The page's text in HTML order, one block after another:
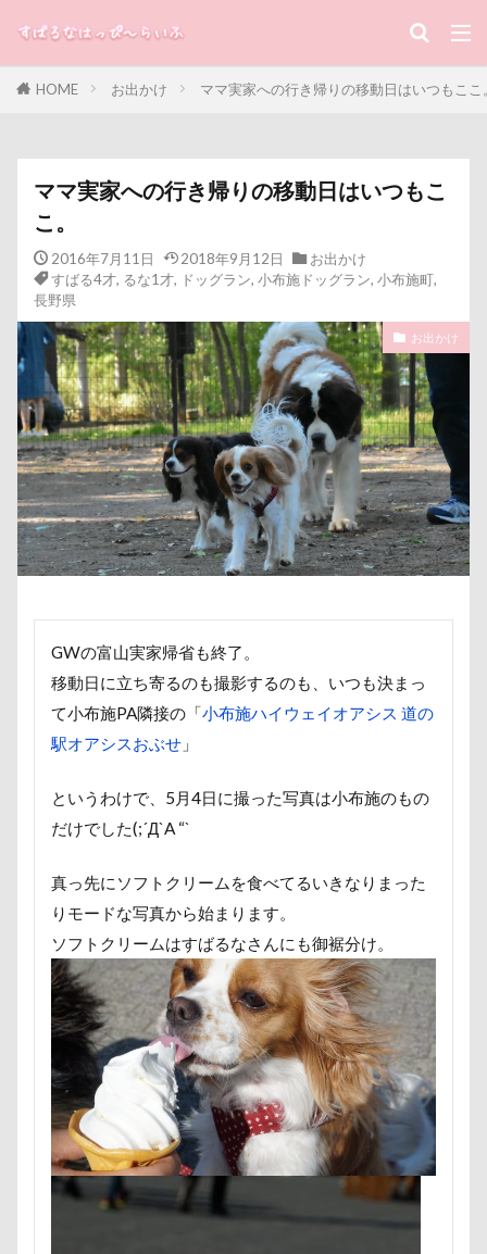
HOME お出かけ ママ実家への行き帰りの移動日はいつもここ
ママ実家への行き帰りの移動日はいつもこ
こ。
2016年7月11日 2018年9月12日
お出かけ
すばる4才, るな1才, ドッグラン, 小布施ドッグラン, 小布施町,
長野県
お出かけ
GWの富山実家帰省も終了。
移動日に立ち寄るのも撮影するのも、いつも決まっ
て小布施PA隣接の「小布施ハイウェイオアシス 道の
駅オアシスおぶせ 」
というわけで、5月4日に撮った写真は小布施のもの
だけでした(;´Д`A “`
真っ先にソフトクリームを食べてるいきなりまった
りモードな写真から始まります。
ソフトクリームはすばるなさんにも御裾分け。
カテゴリー
タグ
100円ショップ 写真パネル 前橋市 初詣
出没！アド街ック天国
冷蔵庫
冷感ジェルマット
写真加工
公園 動物殺処分ゼロ 八重桜
優玖（はるく）くん
優しい 働くおじさん
動物病院
保護犬 去勢手術 同胎
吉野家
叱るの忘れてシャッター切る
叱られた
口タプ
取りあい
博物館 北海道直送
南相馬鹿島SA
千里浜なぎさドライブウェイ
千葉県
千本松牧場
北軽井沢
倶利伽羅峠 保水効果 名刺
三
三井アウトレットパーク
万座毛
万が一の備え
ヴィーナスフォート
ヴィンテージ
ワークショップ
中島フィールズ
似顔絵
休日の朝
仰向け抱っこ
二等辺三角形
二度寝 予定 乳歯
同胎兄弟
名刺入れ ワンコ店内OK
寝顔
寝起き 寝相 寝床 寝坊助
小布施町
富山市 富士見高原 富士見町
富士急ハイランド
富士吉田市
富士すばるランド
小春ちゃん
室内遊びレッスン 山梨県
巾着田
川
嵐山町 嵐山渓谷 島忠ホームズ
小松菜
山北町 山中湖村 山中湖
山下公園
屋内ドッグラン
居酒屋
小谷流の里ドギーズアイラ
小矢部市
宮城県 名前の由来
埼玉県